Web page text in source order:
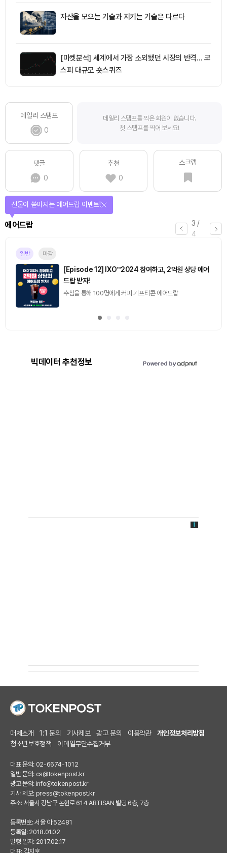
자산을 모으는 기술과 지키는 기술은 다르다
[마켓분석] 세계에서 가장 소외됐던 시장의 반격… 코
스피 대규모 숏스퀴즈
데일리 스탬프
0
데일리 스탬프를 찍은 회원이 없습니다.
첫 스탬프를 찍어 보세요!
댓글
0
추천
0
스크랩
3 /
4
에어드랍
선물이 쏟아지는 에어드랍 이벤트!
일반 마감
[Episode 12] IXO™2024 참여하고, 2억원 상당 에어
드랍 받자!
추첨을 통해 100명에게 커피 기프티콘 에어드랍
빅데이터 추천정보
매체소개 1:1 문의 기사제보 광고 문의 이용약관
개인정보처리방침
청소년보호정책
이메일무단수집거부
대표 문의: 02-6674-1012
일반 문의: cs@tokenpost.kr
광고 문의: info@tokenpost.kr
기사 제보: press@tokenpost.kr
주소: 서울시 강남구 논현로 614 ARTISAN 빌딩 6층, 7층
등록번호: 서울 아 52481
등록일: 2018.01.02
발행 일자: 2017.02.17
대표: 김지호